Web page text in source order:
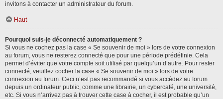
invitons à contacter un administrateur du forum.
Haut
Pourquoi suis-je déconnecté automatiquement ?
Si vous ne cochez pas la case « Se souvenir de moi » lors de votre connexion
au forum, vous ne resterez connecté que pour une période prédéfinie. Cela
permet d’éviter que votre compte soit utilisé par quelqu’un d’autre. Pour rester
connecté, veuillez cocher la case « Se souvenir de moi » lors de votre
connexion au forum. Ceci n’est pas recommandé si vous accédez au forum
depuis un ordinateur public, comme une librairie, un cybercafé, une université,
etc. Si vous n’arrivez pas à trouver cette case à cocher, il est probable qu’un